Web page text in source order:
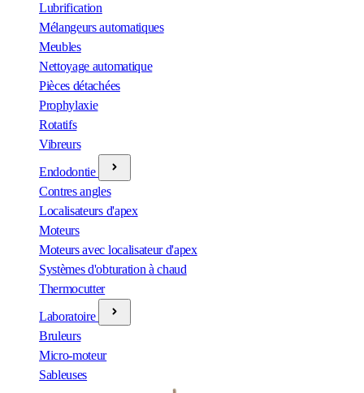
Lubrification
Mélangeurs automatiques
Meubles
Nettoyage automatique
Pièces détachées
Prophylaxie
Rotatifs
Vibreurs
Endodontie
Contres angles
Localisateurs d'apex
Moteurs
Moteurs avec localisateur d'apex
Systèmes d'obturation à chaud
Thermocutter
Laboratoire
Bruleurs
Micro-moteur
Sableuses